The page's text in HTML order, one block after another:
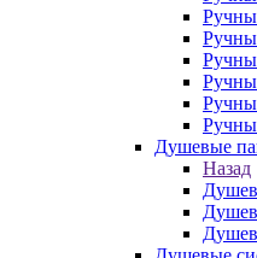
Душевые
Назад